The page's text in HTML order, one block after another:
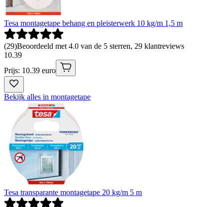
Tesa montagetape behang en pleisterwerk 10 kg/m 1,5 m
(29)Beoordeeld met 4.0 van de 5 sterren, 29 klantreviews
10.39
Prijs: 10.39 euro
Bekijk alles in montagetape
Tesa transparante montagetape 20 kg/m 5 m